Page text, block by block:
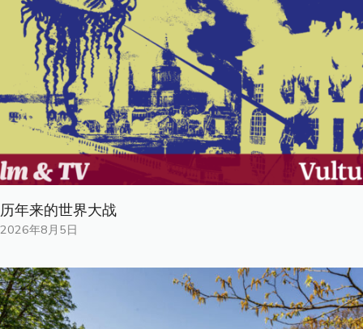
历年来的世界大战
2026年8月5日